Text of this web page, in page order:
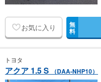
お気に入り 無
料
トヨタ
アクア 1.5 S （DAA-NHP10）